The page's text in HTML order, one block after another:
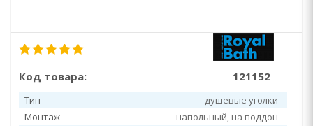
Код товара: 121152
Тип
душевые уголки
Монтаж
напольный, на поддон